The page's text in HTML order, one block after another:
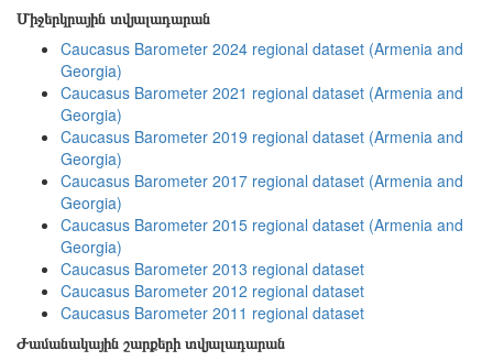
Միջերկրային տվյալադարան
Caucasus Barometer 2024 regional dataset (Armenia and
Georgia)
Caucasus Barometer 2021 regional dataset (Armenia and
Georgia)
Caucasus Barometer 2019 regional dataset (Armenia and
Georgia)
Caucasus Barometer 2017 regional dataset (Armenia and
Georgia)
Caucasus Barometer 2015 regional dataset (Armenia and
Georgia)
Caucasus Barometer 2013 regional dataset
Caucasus Barometer 2012 regional dataset
Caucasus Barometer 2011 regional dataset
Ժամանակային շարքերի տվյալադարան